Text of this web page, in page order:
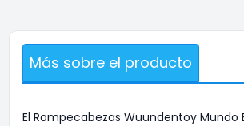
Más sobre el producto
El Rompecabezas Wuundentoy